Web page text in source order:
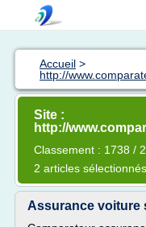
Accueil >
http://
Site :
http://
Classement : 1738 /
2 articles sélectionnés
Assurance voiture